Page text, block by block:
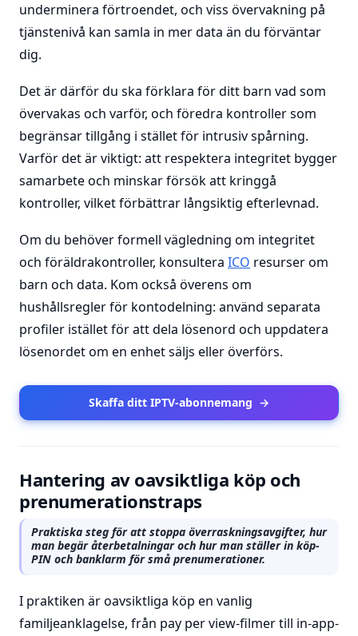
underminera förtroendet, och viss övervakning på
tjänstenivå kan samla in mer data än du förväntar
dig.
Det är därför du ska förklara för ditt barn vad som
övervakas och varför, och föredra kontroller som
begränsar tillgång i stället för intrusiv spårning.
Varför det är viktigt: att respektera integritet bygger
samarbete och minskar försök att kringgå
kontroller, vilket förbättrar långsiktig efterlevnad.
Om du behöver formell vägledning om integritet
och föräldrakontroller, konsultera ICO resurser om
barn och data. Kom också överens om
hushållsregler för kontodelning: använd separata
profiler istället för att dela lösenord och uppdatera
lösenordet om en enhet säljs eller överförs.
Skaffa ditt IPTV-abonnemang →
Hantering av oavsiktliga köp och
prenumerationstraps
Praktiska steg för att stoppa överraskningsavgifter, hur
man begär återbetalningar och hur man ställer in köp-
PIN och banklarm för små prenumerationer.
I praktiken är oavsiktliga köp en vanlig
familjeanklagelse, från pay per view-filmer till in-app-